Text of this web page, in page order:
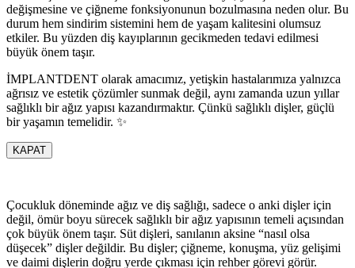
değişmesine ve çiğneme fonksiyonunun bozulmasına neden olur. Bu
durum hem sindirim sistemini hem de yaşam kalitesini olumsuz
etkiler. Bu yüzden diş kayıplarının gecikmeden tedavi edilmesi
büyük önem taşır.
İMPLANTDENT olarak amacımız, yetişkin hastalarımıza yalnızca
ağrısız ve estetik çözümler sunmak değil, aynı zamanda uzun yıllar
sağlıklı bir ağız yapısı kazandırmaktır. Çünkü sağlıklı dişler, güçlü
bir yaşamın temelidir. ✨
KAPAT
Çocukluk döneminde ağız ve diş sağlığı, sadece o anki dişler için
değil, ömür boyu sürecek sağlıklı bir ağız yapısının temeli açısından
çok büyük önem taşır. Süt dişleri, sanılanın aksine “nasıl olsa
düşecek” dişler değildir. Bu dişler; çiğneme, konuşma, yüz gelişimi
ve daimi dişlerin doğru yerde çıkması için rehber görevi görür.